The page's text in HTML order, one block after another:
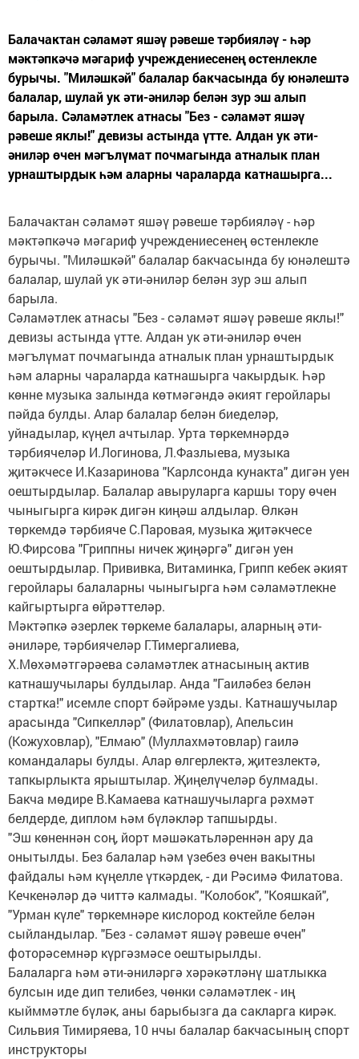
Балачактан сәламәт яшәү рәвеше тәрбияләү - һәр
мәктәпкәчә мәгариф учреждениесенең өстенлекле
бурычы. "Миләшкәй" балалар бакчасында бу юнәлештә
балалар, шулай ук әти-әниләр белән зур эш алып
барыла. Сәламәтлек атнасы "Без - сәламәт яшәү
рәвеше яклы!" девизы астында үтте. Алдан ук әти-
әниләр өчен мәгълүмат почмагында атналык план
урнаштырдык һәм аларны чараларда катнашырга...
Балачактан сәламәт яшәү рәвеше тәрбияләү - һәр
мәктәпкәчә мәгариф учреждениесенең өстенлекле
бурычы. "Миләшкәй" балалар бакчасында бу юнәлештә
балалар, шулай ук әти-әниләр белән зур эш алып
барыла.
Сәламәтлек атнасы "Без - сәламәт яшәү рәвеше яклы!"
девизы астында үтте. Алдан ук әти-әниләр өчен
мәгълүмат почмагында атналык план урнаштырдык
һәм аларны чараларда катнашырга чакырдык. Һәр
көнне музыка залында көтмәгәндә әкият геройлары
пәйда булды. Алар балалар белән биеделәр,
уйнадылар, күңел ачтылар. Урта төркемнәрдә
тәрбиячеләр И.Логинова, Л.Фазлыева, музыка
җитәкчесе И.Казаринова "Карлсонда кунакта" дигән уен
оештырдылар. Балалар авыруларга каршы тору өчен
чыныгырга кирәк дигән киңәш алдылар. Өлкән
төркемдә тәрбияче С.Паровая, музыка җитәкчесе
Ю.Фирсова "Гриппны ничек җиңәргә" дигән уен
оештырдылар. Прививка, Витаминка, Грипп кебек әкият
геройлары балаларны чыныгырга һәм сәламәтлекне
кайгыртырга өйрәттеләр.
Мәктәпкә әзерлек төркеме балалары, аларның әти-
әниләре, тәрбиячеләр Г.Тимергалиева,
Х.Мөхәмәтгәрәева сәламәтлек атнасының актив
катнашучылары булдылар. Анда "Гаиләбез белән
стартка!" исемле спорт бәйрәме узды. Катнашучылар
арасында "Сипкелләр" (Филатовлар), Апельсин
(Кожуховлар), "Елмаю" (Муллахмәтовлар) гаилә
командалары булды. Алар өлгерлектә, җитезлектә,
тапкырлыкта ярыштылар. Җиңелүчеләр булмады.
Бакча мөдире В.Камаева катнашучыларга рәхмәт
белдерде, диплом һәм бүләкләр тапшырды.
"Эш көненнән соң, йорт мәшәкатьләреннән ару да
онытылды. Без балалар һәм үзебез өчен вакытны
файдалы һәм күңелле үткәрдек, - ди Рәсимә Филатова.
Кечкенәләр дә читтә калмады. "Колобок", "Кояшкай",
"Урман күле" төркемнәре кислород коктейле белән
сыйландылар. "Без - сәламәт яшәү рәвеше өчен"
фоторәсемнәр күргәзмәсе оештырылды.
Балаларга һәм әти-әниләргә хәрәкәтләнү шатлыкка
булсын иде дип телибез, чөнки сәламәтлек - иң
кыйммәтле бүләк, аны барыбызга да сакларга кирәк.
Сильвия Тимиряева, 10 нчы балалар бакчасының спорт
инструкторы